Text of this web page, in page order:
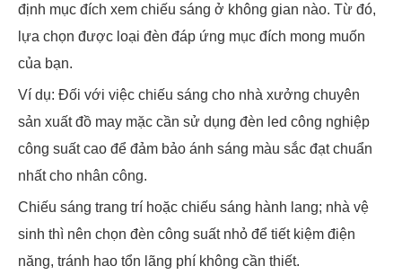
định mục đích xem chiếu sáng ở không gian nào. Từ đó,
lựa chọn được loại đèn đáp ứng mục đích mong muốn
của bạn.
Ví dụ: Đối với việc chiếu sáng cho nhà xưởng chuyên
sản xuất đồ may mặc cần sử dụng đèn led công nghiệp
công suất cao để đảm bảo ánh sáng màu sắc đạt chuẩn
nhất cho nhân công.
Chiếu sáng trang trí hoặc chiếu sáng hành lang; nhà vệ
sinh thì nên chọn đèn công suất nhỏ để tiết kiệm điện
năng, tránh hao tổn lãng phí không cần thiết.